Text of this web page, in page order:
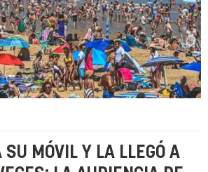
SU MÓVIL Y LA LLEGÓ A